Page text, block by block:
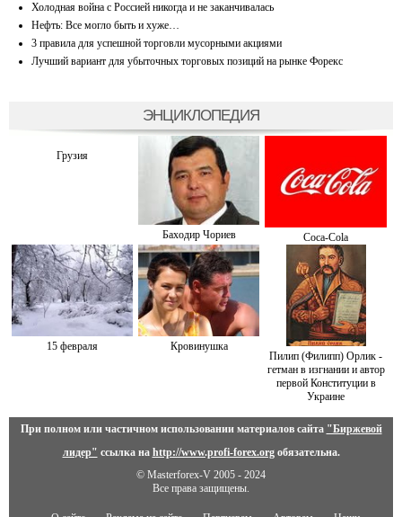
Холодная война с Россией никогда и не заканчивалась
Нефть: Все могло быть и хуже…
3 правила для успешной торговли мусорными акциями
Лучший вариант для убыточных торговых позиций на рынке Форекс
ЭНЦИКЛОПЕДИЯ
Грузия
Баходир Чориев Cоca-Cоla
15 февраля Кровинушка
Пилип (Филипп) Орлик -
гетман в изгнании и автор
первой Конституции в
Украине
При полном или частичном использовании материалов сайта "Биржевой
лидер" ссылка на http://www.profi-forex.orgобязательна.
© Masterforex-V 2005 - 2024
Все права защищены.